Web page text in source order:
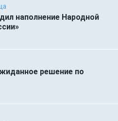
наполнение Народной
решение по